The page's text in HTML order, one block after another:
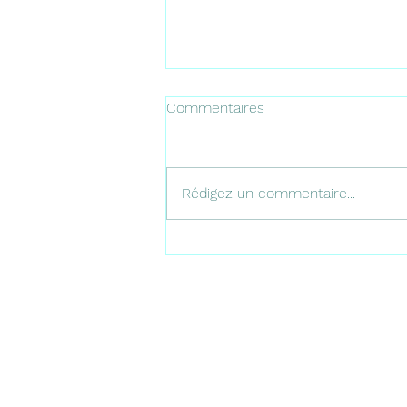
Promesse
Commentaires
Rédigez un commentaire...